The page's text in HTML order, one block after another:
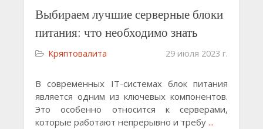
Выбираем лучшие серверные блоки
питания: что необходимо знать
Кряптовалита 29 июля 2023 г.
В современных IT-системах блок питания
является одним из ключевых компонентов.
Это особенно относится к серверами,
которые работают непрерывно и требу ...